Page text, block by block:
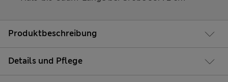
Produktbeschreibung
Details und Pflege